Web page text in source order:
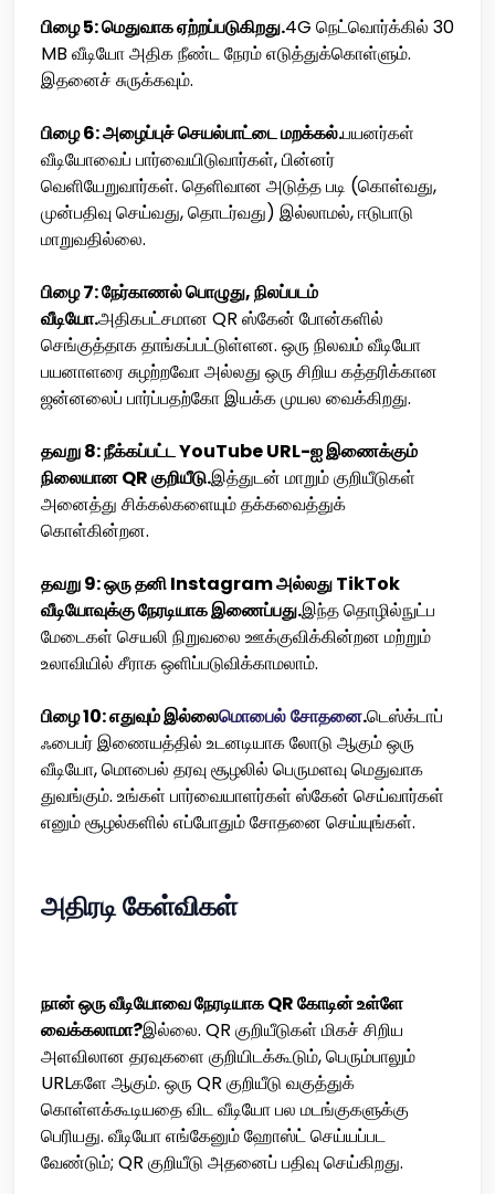
பிழை 5: மெதுவாக ஏற்றப்படுகிறது.4G நெட்வொர்க்கில் 30
MB வீடியோ அதிக நீண்ட நேரம் எடுத்துக்கொள்ளும்.
இதனைச் சுருக்கவும்.
பிழை 6: அழைப்புச் செயல்பாட்டை மறக்கல்.பயனர்கள்
வீடியோவைப் பார்வையிடுவார்கள், பின்னர்
வெளியேறுவார்கள். தெளிவான அடுத்த படி (கொள்வது,
முன்பதிவு செய்வது, தொடர்வது) இல்லாமல், ஈடுபாடு
மாறுவதில்லை.
பிழை 7: நேர்காணல் பொழுது, நிலப்படம்
வீடியோ.அதிகபட்சமான QR ஸ்கேன் போன்களில்
செங்குத்தாக தாங்கப்பட்டுள்ளன. ஒரு நிலவம் வீடியோ
பயனாளரை சுழற்றவோ அல்லது ஒரு சிறிய கத்தரிக்கான
ஜன்னலைப் பார்ப்பதற்கோ இயக்க முயல வைக்கிறது.
தவறு 8: நீக்கப்பட்ட YouTube URL-ஐ இணைக்கும்
நிலையான QR குறியீடு.இத்துடன் மாறும் குறியீடுகள்
அனைத்து சிக்கல்களையும் தக்கவைத்துக்
கொள்கின்றன.
தவறு 9: ஒரு தனி Instagram அல்லது TikTok
வீடியோவுக்கு நேரடியாக இணைப்பது.இந்த தொழில்நுட்ப
மேடைகள் செயலி நிறுவலை ஊக்குவிக்கின்றன மற்றும்
உலாவியில் சீராக ஒளிப்படுவிக்காமலாம்.
பிழை 10: எதுவும் இல்லைமொபைல் சோதனை.டெஸ்க்டாப்
ஃபைபர் இணையத்தில் உடனடியாக லோடு ஆகும் ஒரு
வீடியோ, மொபைல் தரவு சூழலில் பெருமளவு மெதுவாக
துவங்கும். உங்கள் பார்வையாளர்கள் ஸ்கேன் செய்வார்கள்
எனும் சூழல்களில் எப்போதும் சோதனை செய்யுங்கள்.
அதிரடி கேள்விகள்
நான் ஒரு வீடியோவை நேரடியாக QR கோடின் உள்ளே
வைக்கலாமா?இல்லை. QR குறியீடுகள் மிகச் சிறிய
அளவிலான தரவுகளை குறியிடக்கூடும், பெரும்பாலும்
URLகளே ஆகும். ஒரு QR குறியீடு வகுத்துக்
கொள்ளக்கூடியதை விட வீடியோ பல மடங்குகளுக்கு
பெரியது. வீடியோ எங்கேனும் ஹோஸ்ட் செய்யப்பட
வேண்டும்; QR குறியீடு அதனைப் பதிவு செய்கிறது.